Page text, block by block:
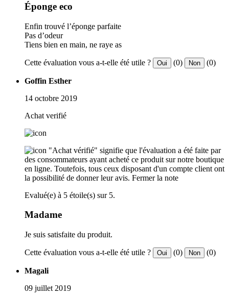
Éponge eco
Enfin trouvé l’éponge parfaite
Pas d’odeur
Tiens bien en main, ne raye as
Cette évaluation vous a-t-elle été utile ? Oui (0) Non (0)
Goffin Esther
14 octobre 2019
Achat verifié
"Achat vérifié" signifie que l'évaluation a été faite par
des consommateurs ayant acheté ce produit sur notre boutique
en ligne. Toutefois, tous ceux disposant d'un compte client ont
la possibilité de donner leur avis. Fermer la note
Evalué(e) à 5 étoile(s) sur 5.
Madame
Je suis satisfaite du produit.
Cette évaluation vous a-t-elle été utile ? Oui (0) Non (0)
Magali
09 juillet 2019